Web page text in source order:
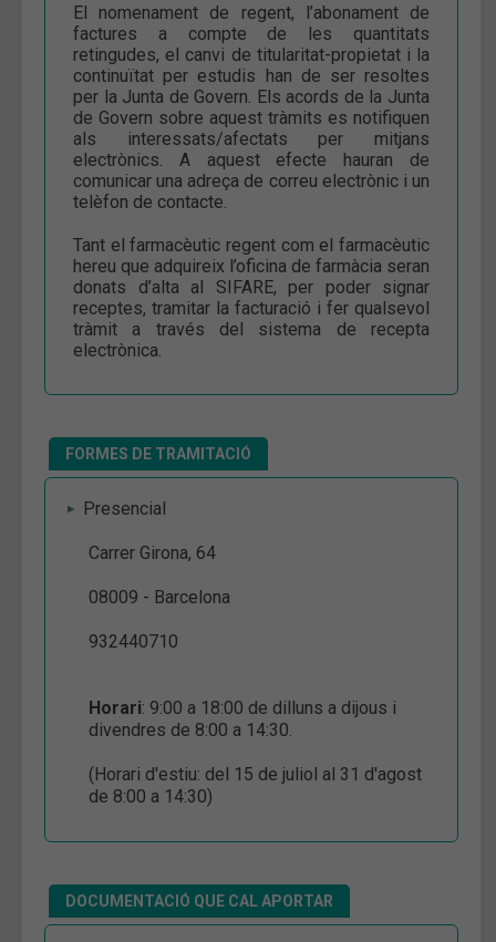
El nomenament de regent, l’abonament de
factures a compte de les quantitats
retingudes, el canvi de titularitat-propietat i la
continuïtat per estudis han de ser resoltes
per la Junta de Govern. Els acords de la Junta
de Govern sobre aquest tràmits es notifiquen
als interessats/afectats per mitjans
electrònics. A aquest efecte hauran de
comunicar una adreça de correu electrònic i un
telèfon de contacte.
Tant el farmacèutic regent com el farmacèutic
hereu que adquireix l’oficina de farmàcia seran
donats d’alta al SIFARE, per poder signar
receptes, tramitar la facturació i fer qualsevol
tràmit a través del sistema de recepta
electrònica.
FORMES DE TRAMITACIÓ
Presencial
Carrer Girona, 64
08009 - Barcelona
932440710
Horari: 9:00 a 18:00 de dilluns a dijous i
divendres de 8:00 a 14:30.
(Horari d'estiu: del 15 de juliol al 31 d'agost
de 8:00 a 14:30)
DOCUMENTACIÓ QUE CAL APORTAR